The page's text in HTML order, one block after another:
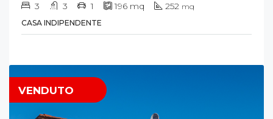
3 3 1 196 mq 252 mq
CASA INDIPENDENTE
VENDUTO